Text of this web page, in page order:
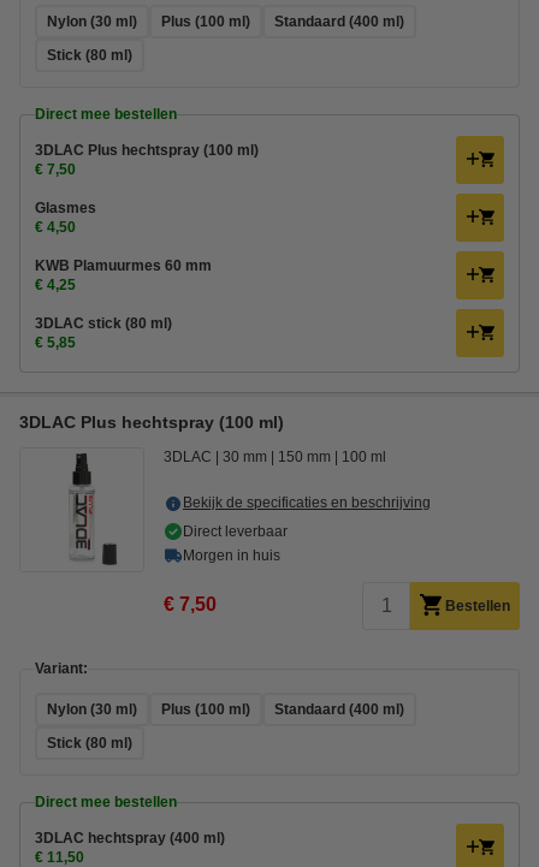
Nylon (30 ml) Plus (100 ml)
Standaard (400 ml)
Stick (80 ml)
Direct mee bestellen
3DLAC Plus hechtspray (100 ml)
€ 7,50
Glasmes
€ 4,50
KWB Plamuurmes 60 mm
€ 4,25
3DLAC stick (80 ml)
€ 5,85
3DLAC Plus hechtspray (100 ml)
3DLAC 30 mm 150 mm 100 ml
Bekijk de specificaties en beschrijving
Direct leverbaar
Morgen in huis
€ 7,50 Bestellen
Variant:
Nylon (30 ml) Plus (100 ml)
Standaard (400 ml)
Stick (80 ml)
Direct mee bestellen
3DLAC hechtspray (400 ml)
€ 11,50